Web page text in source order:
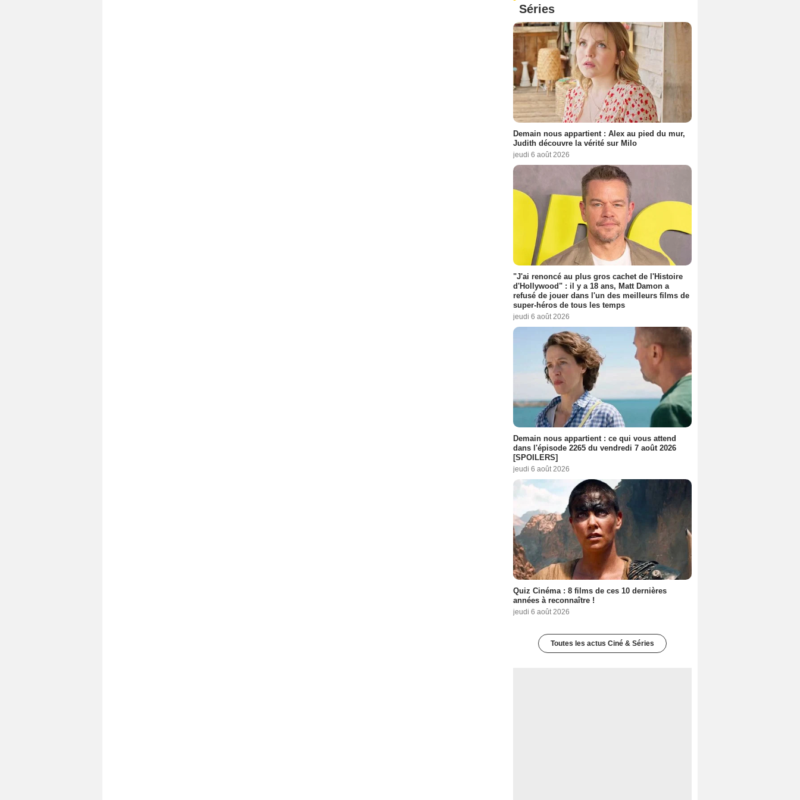
Séries
Demain nous appartient : Alex au pied du mur,
Judith découvre la vérité sur Milo
jeudi 6 août 2026
"J'ai renoncé au plus gros cachet de l'Histoire
d'Hollywood" : il y a 18 ans, Matt Damon a
refusé de jouer dans l'un des meilleurs films de
super-héros de tous les temps
jeudi 6 août 2026
Demain nous appartient : ce qui vous attend
dans l'épisode 2265 du vendredi 7 août 2026
[SPOILERS]
jeudi 6 août 2026
Quiz Cinéma : 8 films de ces 10 dernières
années à reconnaître !
jeudi 6 août 2026
Toutes les actus Ciné & Séries